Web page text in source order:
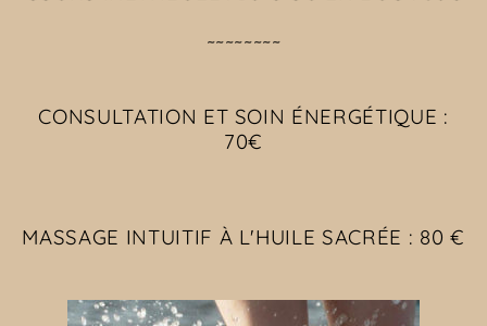
~~~~~~~~
CONSULTATION ET SOIN ÉNERGÉTIQUE :
70€
MASSAGE INTUITIF À L'HUILE SACRÉE : 80 €